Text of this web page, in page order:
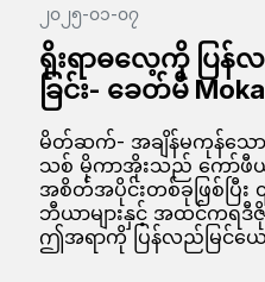
၂၀၂၅-၀၁-၀၇
ရိုးရာဓလေ့ကို ပြ
ခြင်း- ခေတ်မီ
မိတ်ဆက်- အချိန်မကုန်သေ
သစ် မိုကာအိုးသည် ကော်ဖီ
အစိတ်အပိုင်းတစ်ခုဖြစ်ပြီ
ဘီယာများနှင့် အထင်ကရဒီ
ဤအရာကို ပြန်လည်မြင်ယေ